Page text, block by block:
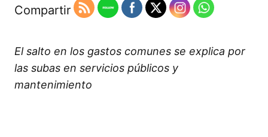
Compartir
El salto en los gastos comunes se explica por
las subas en servicios públicos y
mantenimiento